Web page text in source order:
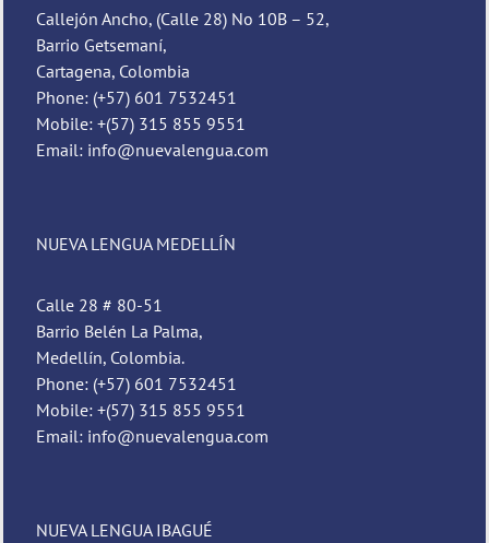
Callejón Ancho, (Calle 28) No 10B – 52,
Barrio Getsemaní,
Cartagena, Colombia
Phone: (+57) 601 7532451
Mobile: +(57) 315 855 9551
Email: info@nuevalengua.com
NUEVA LENGUA MEDELLÍN
Calle 28 # 80-51
Barrio Belén La Palma,
Medellín, Colombia.
Phone: (+57) 601 7532451
Mobile: +(57) 315 855 9551
Email: info@nuevalengua.com
NUEVA LENGUA IBAGUÉ